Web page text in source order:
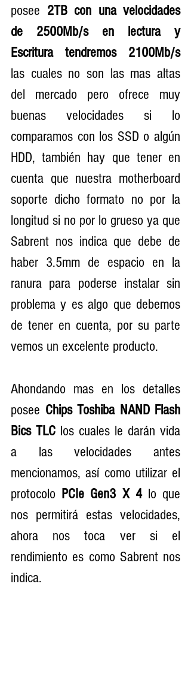
posee 2TB con una velocidades
de 2500Mb/s en lectura y
Escritura tendremos 2100Mb/s
las cuales no son las mas altas
del mercado pero ofrece muy
buenas velocidades si lo
comparamos con los SSD o algún
HDD, también hay que tener en
cuenta que nuestra motherboard
soporte dicho formato no por la
longitud si no por lo grueso ya que
Sabrent nos indica que debe de
haber 3.5mm de espacio en la
ranura para poderse instalar sin
problema y es algo que debemos
de tener en cuenta, por su parte
vemos un excelente producto.
Ahondando mas en los detalles
posee Chips Toshiba NAND Flash
Bics TLC los cuales le darán vida
a las velocidades antes
mencionamos, así como utilizar el
protocolo PCIe Gen3 X 4 lo que
nos permitirá estas velocidades,
ahora nos toca ver si el
rendimiento es como Sabrent nos
indica.